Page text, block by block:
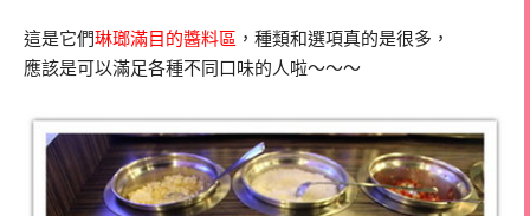
這是它們琳瑯滿目的醬料區 ，種類和選項真的是很多，
應該是可以滿足各種不同口味的人啦～～～